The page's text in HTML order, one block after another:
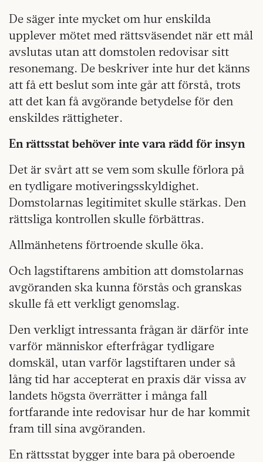
De säger inte mycket om hur enskilda
upplever mötet med rättsväsendet när ett mål
avslutas utan att domstolen redovisar sitt
resonemang. De beskriver inte hur det känns
att få ett beslut som inte går att förstå, trots
att det kan få avgörande betydelse för den
enskildes rättigheter.
En rättsstat behöver inte vara rädd för insyn
Det är svårt att se vem som skulle förlora på
en tydligare motiveringsskyldighet.
Domstolarnas legitimitet skulle stärkas. Den
rättsliga kontrollen skulle förbättras.
Allmänhetens förtroende skulle öka.
Och lagstiftarens ambition att domstolarnas
avgöranden ska kunna förstås och granskas
skulle få ett verkligt genomslag.
Den verkligt intressanta frågan är därför inte
varför människor efterfrågar tydligare
domskäl, utan varför lagstiftaren under så
lång tid har accepterat en praxis där vissa av
landets högsta överrätter i många fall
fortfarande inte redovisar hur de har kommit
fram till sina avgöranden.
En rättsstat bygger inte bara på oberoende